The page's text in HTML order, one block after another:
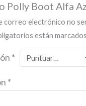
Polly Boot Alfa
correo electrónico no
están
*
*